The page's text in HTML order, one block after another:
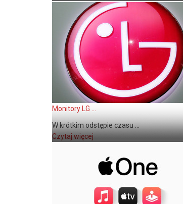
Monitory LG ...
W krótkim odstępie czasu ...
Czytaj więcej